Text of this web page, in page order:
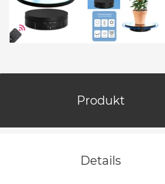
Produkt
Details